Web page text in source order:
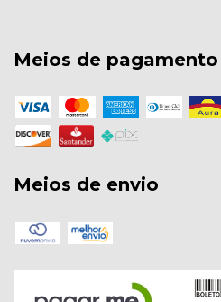
Meios de pagamento
Meios de envio